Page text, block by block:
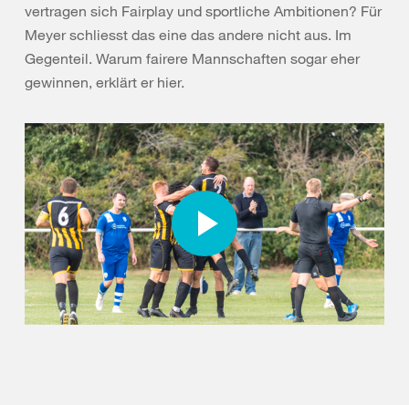
vertragen sich Fairplay und sportliche Ambitionen? Für
Meyer schliesst das eine das andere nicht aus. Im
Gegenteil. Warum fairere Mannschaften sogar eher
gewinnen, erklärt er hier.